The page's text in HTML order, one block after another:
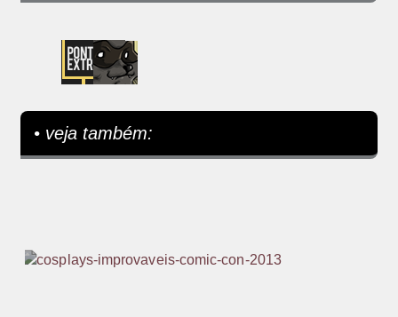
• veja também: